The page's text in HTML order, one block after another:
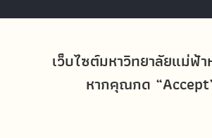
เว็บไซต์มหาวิทยาลัยแม่ฟ้
หากคุณกด